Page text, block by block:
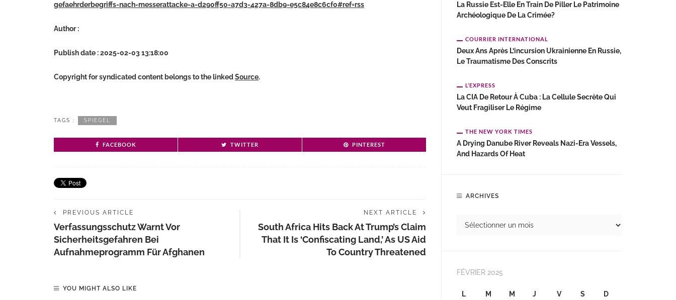
gefaehrderbegriffs-nach-messerattacke-a-d290ff50-a7d3-427a-8db9-e5c84e8c6cf0#ref=rss
Author :
Publish date : 2025-02-03 13:18:00
Copyright for syndicated content belongs to the linkedSource.
TAGS : SPIEGEL
FACEBOOK TWITTER PINTEREST
PREVIOUS ARTICLE
Verfassungsschutz Warnt Vor
Sicherheitsgefahren Bei
Aufnahmeprogramm Für Afghanen
NEXT ARTICLE
South Africa Hits Back At Trump’s Claim
That It Is ‘confiscating Land,’ As US Aid
To Country Threatened
YOU MIGHT ALSO LIKE
La Russie Est-Elle En Train De Piller Le Patrimoine
Archéologique De La Crimée?
COURRIER INTERNATIONAL
Deux Ans Après L’incursion Ukrainienne En Russie,
Le Traumatisme Des Conscrits
L’EXPRESS
La CIA De Retour À Cuba : La Cellule Secrète Qui
Veut Fragiliser Le Régime
THE NEW YORK TIMES
A Drying Danube River Reveals Nazi-Era Vessels,
And Hazards Of Heat
ARCHIVES
FÉVRIER 2025
L M M J V S D